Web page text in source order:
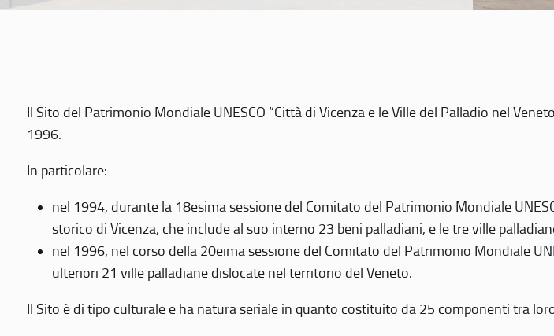
Il Sito del Patrimonio Mondiale UNESCO “Città di Vicenza e le Ville del Palladio nel
1996.
In particolare:
nel 1994, durante la 18esima sessione del Comitato del Patrimonio Mondiale
storico di Vicenza, che include al suo interno 23 beni palladiani, e le tre ville
nel 1996, nel corso della 20eima sessione del Comitato del Patrimonio Mondiale
ulteriori 21 ville palladiane dislocate nel territorio del Veneto.
Il Sito è di tipo culturale e ha natura seriale in quanto costituito da 25 componenti tra